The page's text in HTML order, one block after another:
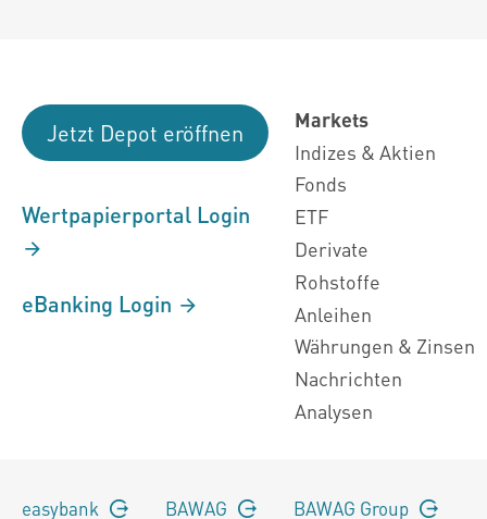
Jetzt Depot eröffnen
Wertpapierportal Login
eBanking Login
Markets
Indizes & Aktien
Fonds
ETF
Derivate
Rohstoffe
Anleihen
Währungen & Zinsen
Nachrichten
Analysen
easybank BAWAG BAWAG Group